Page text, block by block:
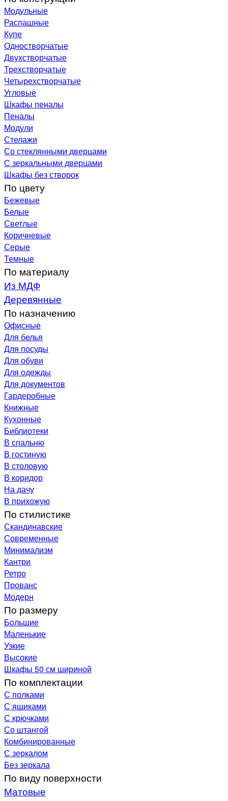
Модульные
Распашные
Купе
Одностворчатые
Двухстворчатые
Трехстворчатые
Четырехстворчатые
Угловые
Шкафы пеналы
Пеналы
Модули
Стелажи
Со стеклянными дверцами
С зеркальными дверцами
Шкафы без створок
По цвету
Бежевые
Белые
Светлые
Коричневые
Серые
Темные
По материалу
Из МДФ
Деревянные
По назначению
Офисные
Для белья
Для посуды
Для обуви
Для одежды
Для документов
Гардеробные
Книжные
Кухонные
Библиотеки
В спальню
В гостиную
В столовую
В коридор
На дачу
В прихожую
По стилистике
Скандинавские
Современные
Минимализм
Кантри
Ретро
Прованс
Модерн
По размеру
Большие
Маленькие
Узкие
Высокие
Шкафы 50 см шириной
По комплектации
С полками
С ящиками
С крючками
Со штангой
Комбинированные
С зеркалом
Без зеркала
По виду поверхности
Матовые